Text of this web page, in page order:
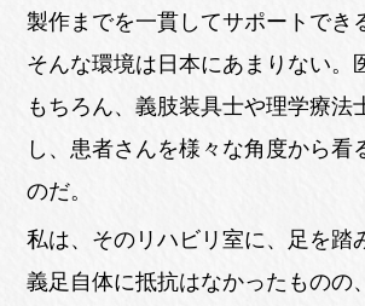
製作までを一貫してサポートでき
そんな環境は日本にあまりない。
もちろん、義肢装具士や理学療法
し、患者さんを様々な角度から看
のだ。
私は、そのリハビリ室に、足を踏
義足自体に抵抗はなかったものの